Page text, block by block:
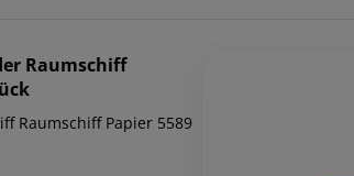
Raumschiff
Raumschiff Papier 5589